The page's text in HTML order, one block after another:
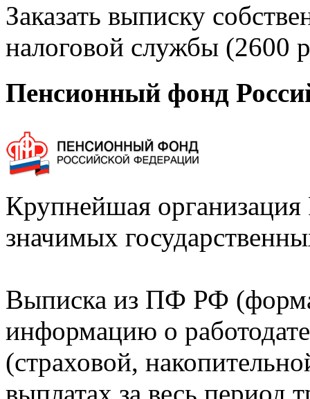
Заказать выписку
налоговой службы (2600
Пенсионный фонд
Крупнейшая
значимых
Выписка из ПФ РФ
информацию о
(страховой,
выплатах за весь период